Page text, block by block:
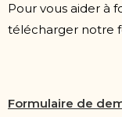
Pour vous aider à
télécharger notre
Formulaire de